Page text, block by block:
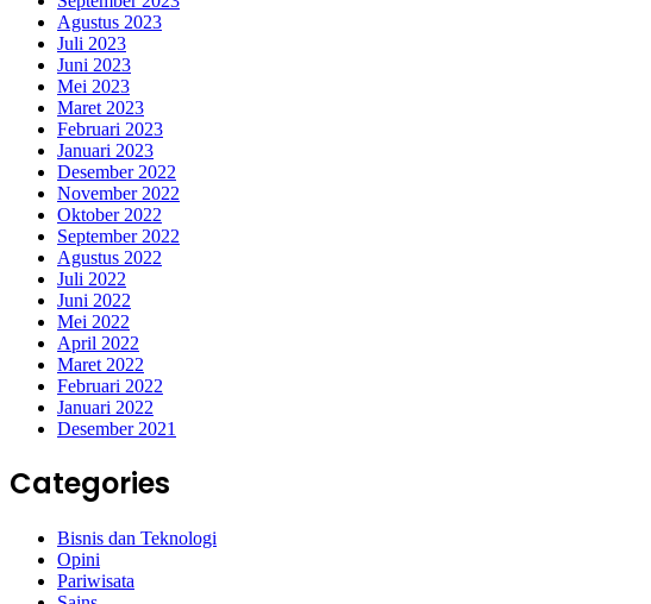
Agustus 2023
Juli 2023
Juni 2023
Mei 2023
Maret 2023
Februari 2023
Januari 2023
Desember 2022
November 2022
Oktober 2022
September 2022
Agustus 2022
Juli 2022
Juni 2022
Mei 2022
April 2022
Maret 2022
Februari 2022
Januari 2022
Desember 2021
Categories
Bisnis dan Teknologi
Opini
Pariwisata